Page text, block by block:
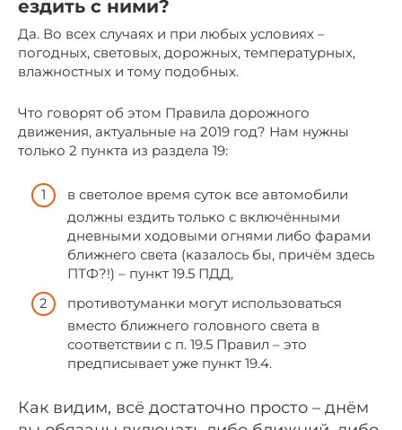
ездить с ними?
Да. Во всех случаях и при любых условиях –
погодных, световых, дорожных, температурных,
влажностных и тому подобных.
Что говорят об этом Правила дорожного
движения, актуальные на 2019 год? Нам нужны
только 2 пункта из раздела 19:
в светолое время суток все автомобили
должны ездить только с включёнными
дневными ходовыми огнями либо фарами
ближнего света (казалось бы, причём здесь
ПТФ?!) – пункт 19.5 ПДД,
противотуманки могут использоваться
вместо ближнего головного света в
соответствии с п. 19.5 Правил – это
предписывает уже пункт 19.4.
Как видим, всё достаточно просто – днём